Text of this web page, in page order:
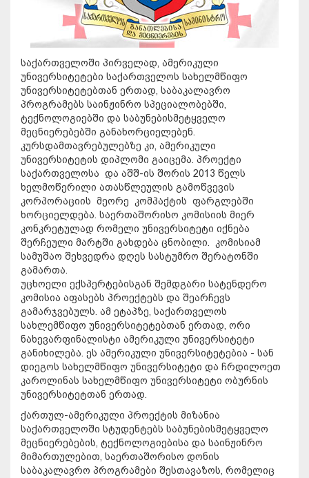
საქართველოში პირველად, ამერიკული
უნივერსიტეტები საქართველოს სახელმწიფო
უნივერსიტეტებთან ერთად, საბაკალავრო
პროგრამებს საინჟინრო სპეციალობებში,
ტექნოლოგიებში და საბუნებისმეტყველო
მეცნიერებებში განახორციელებენ.
კურსდამთავრებულებზე კი, ამერიკული
უნივერსიტეტის დიპლომი გაიცემა. პროექტი
საქართველოსა და აშშ-ის შორის 2013 წელს
ხელმოწერილი ათასწლეულის გამოწვევის
კორპორაციის მეორე კომპაქტის ფარგლებში
ხორციელდება. საერთაშორისო კომისიის მიერ
კონკრეტულად რომელი უნივერსიტეტი იქნება
შერჩეული მარტში გახდება ცნობილი. კომისიამ
სამუშაო შეხვედრა დღეს სასტუმრო შერატონში
გამართა.
უცხოელი ექსპერტებისგან შემდგარი სატენდერო
კომისია აფასებს პროექტებს და შეარჩევს
გამარჯვებულს. ამ ეტაპზე, საქართველოს
სახლემწიფო უნივერსიტეტებთან ერთად, ორი
ნახევარფინალისტი ამერიკული უნივერსიტეტი
განიხილება. ეს ამერიკული უნივერსიტეტებია - სან
დიეგოს სახელმწიფო უნივერსიტეტი და ჩრდილოეთ
კაროლინას სახელმწიფო უნივერსიტეტი ობურნის
უნივერსიტეტთან ერთად.
ქართულ-ამერიკული პროექტის მიზანია
საქართველოში სტუდენტებს საბუნებისმეტყველო
მეცნიერებების, ტექნოლოგიებისა და საინჟინრო
მიმართულებით, საერთაშორისო დონის
საბაკალავრო პროგრამები შესთავაზოს, რომელიც